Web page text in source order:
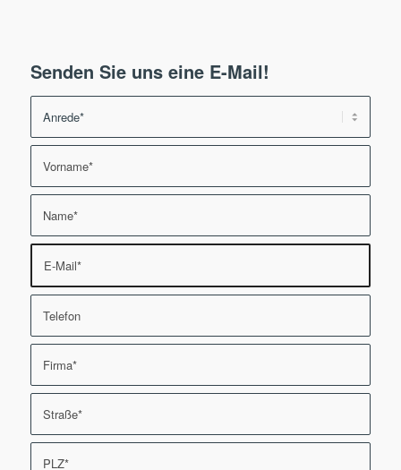
Senden Sie uns eine E-Mail!